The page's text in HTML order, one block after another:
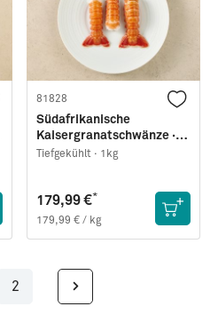
81828
Südafrikanische
Kaisergranatschwänze ·
Größe L
Tiefgekühlt · 1kg
179,99 €*
179,99 € / kg
2